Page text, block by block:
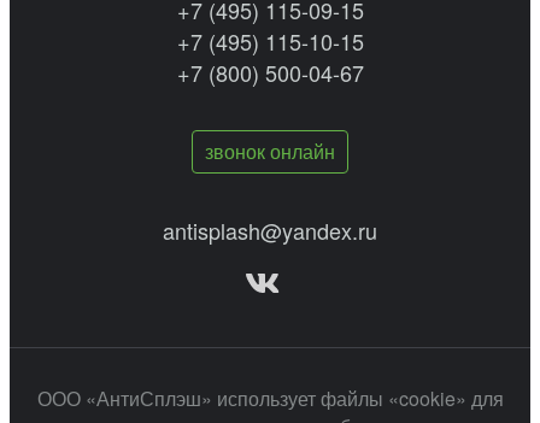
+7 (495) 115-09-15
+7 (495) 115-10-15
+7 (800) 500-04-67
звонок онлайн
antisplash@yandex.ru
ООО «АнтиСплэш» использует файлы «cookie» для